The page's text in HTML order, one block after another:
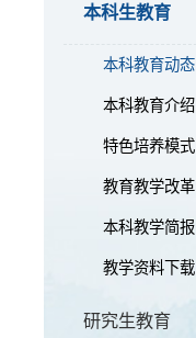
本科生教育
本科教育动态
本科教育介绍
特色培养模式
教育教学改革
本科教学简报
教学资料下载
研究生教育